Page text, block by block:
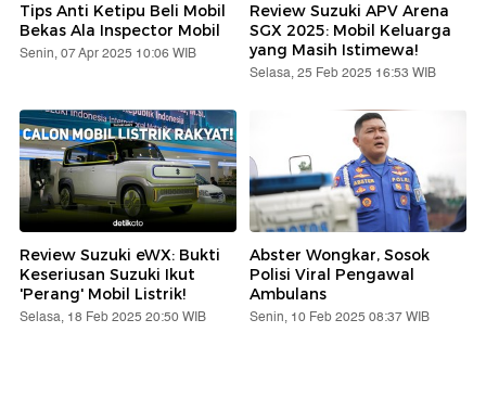
Tips Anti Ketipu Beli Mobil
Bekas Ala Inspector Mobil
Senin, 07 Apr 2025 10:06 WIB
Review Suzuki APV Arena
SGX 2025: Mobil Keluarga
yang Masih Istimewa!
Selasa, 25 Feb 2025 16:53 WIB
Review Suzuki eWX: Bukti
Keseriusan Suzuki Ikut
'Perang' Mobil Listrik!
Selasa, 18 Feb 2025 20:50 WIB
Abster Wongkar, Sosok
Polisi Viral Pengawal
Ambulans
Senin, 10 Feb 2025 08:37 WIB